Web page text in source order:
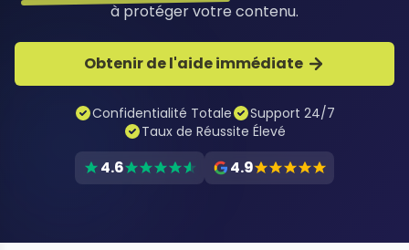
à protéger votre contenu.
Obtenir de l'aide immédiate
Confidentialité Totale
Support 24/7
Taux de Réussite Élevé
4.6 4.9